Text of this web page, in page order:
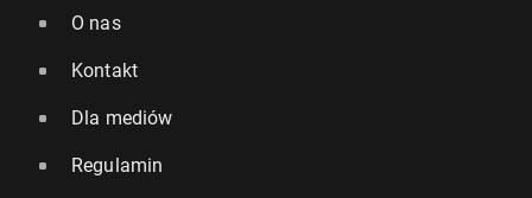
O nas
Kontakt
Dla mediów
Regulamin